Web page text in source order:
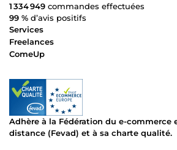
1 334 949 commandes effectuées
99 % d’avis positifs
Services
Freelances
ComeUp
Adhère à la Fédération du e-commerce
distance (Fevad) et à sa charte qualité.